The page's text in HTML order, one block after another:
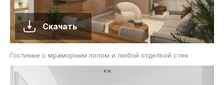
Скачать
Гостиные с мраморным полом и любой отделкой стен